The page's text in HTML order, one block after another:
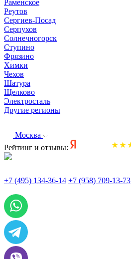
Раменское
Реутов
Сергиев-Посад
Серпухов
Солнечногорск
Ступино
Фрязино
Химки
Чехов
Шатура
Щелково
Электросталь
Другие регионы
Москва
Рейтинг и отзывы:
+7 (495) 134-36-14 +7 (958) 709-13-73